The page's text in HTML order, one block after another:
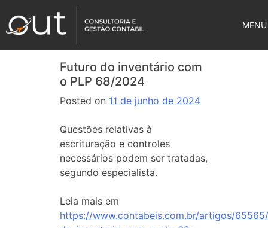
MENU
Futuro do inventário com
o PLP 68/2024
Posted on 11 de junho de 2024
Questões relativas à
escrituração e controles
necessários podem ser tratadas,
segundo especialista.
Leia mais em
https://www.contabeis.com.br/artigos/